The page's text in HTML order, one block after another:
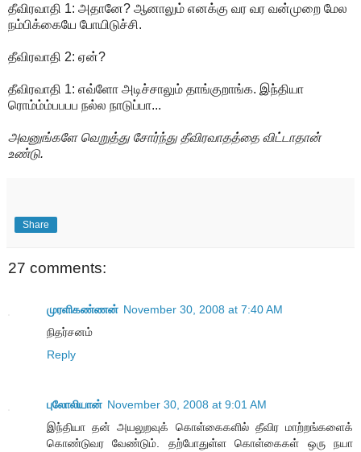
தீவிரவாதி 1: அதானே? ஆனாலும் எனக்கு வர வர வன்முறை மேல
நம்பிக்கையே போயிடுச்சி.
தீவிரவாதி 2: ஏன்?
தீவிரவாதி 1: எவ்ளோ அடிச்சாலும் தாங்குறாங்க. இந்தியா
ரொம்ம்ம்பபபப நல்ல நாடுப்பா...
அவனுங்களே வெறுத்து சோர்ந்து தீவிரவாதத்தை விட்டாதான்
உண்டு.
Share
27 comments:
முரளிகண்ணன் November 30, 2008 at 7:40 AM
நிதர்சனம்
Reply
புலோலியான் November 30, 2008 at 9:01 AM
இந்தியா தன் அயலுறவுக் கொள்கைகளில் தீவிர மாற்றங்களைக்
கொண்டுவர வேண்டும். தற்போதுள்ள கொள்கைகள் ஒரு நயா